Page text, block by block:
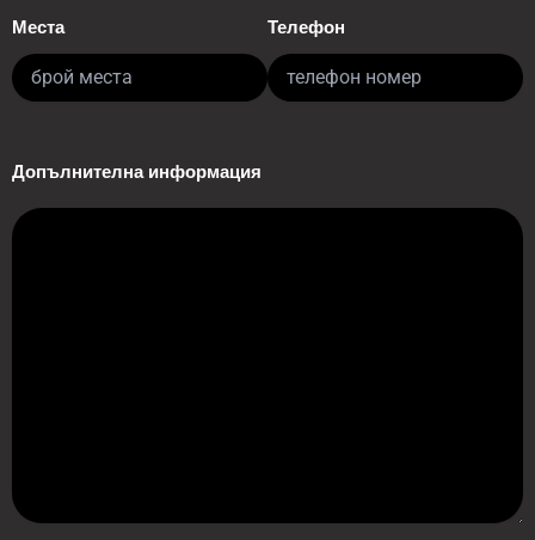
Места Телефон
Допълнителна информация